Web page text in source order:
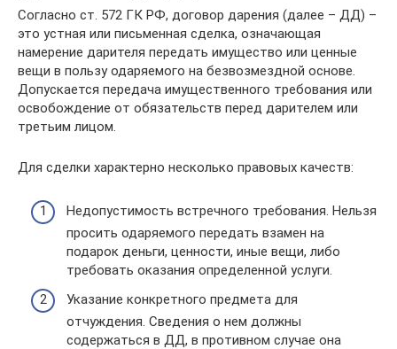
Согласно ст. 572 ГК РФ, договор дарения (далее – ДД) –
это устная или письменная сделка, означающая
намерение дарителя передать имущество или ценные
вещи в пользу одаряемого на безвозмездной основе.
Допускается передача имущественного требования или
освобождение от обязательств перед дарителем или
третьим лицом.
Для сделки характерно несколько правовых качеств:
Недопустимость встречного требования. Нельзя
просить одаряемого передать взамен на
подарок деньги, ценности, иные вещи, либо
требовать оказания определенной услуги.
Указание конкретного предмета для
отчуждения. Сведения о нем должны
содержаться в ДД, в противном случае она